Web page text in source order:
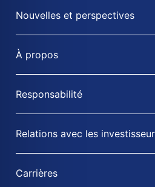
Nouvelles et perspectives
À propos
Responsabilité
Relations avec les
Carrières